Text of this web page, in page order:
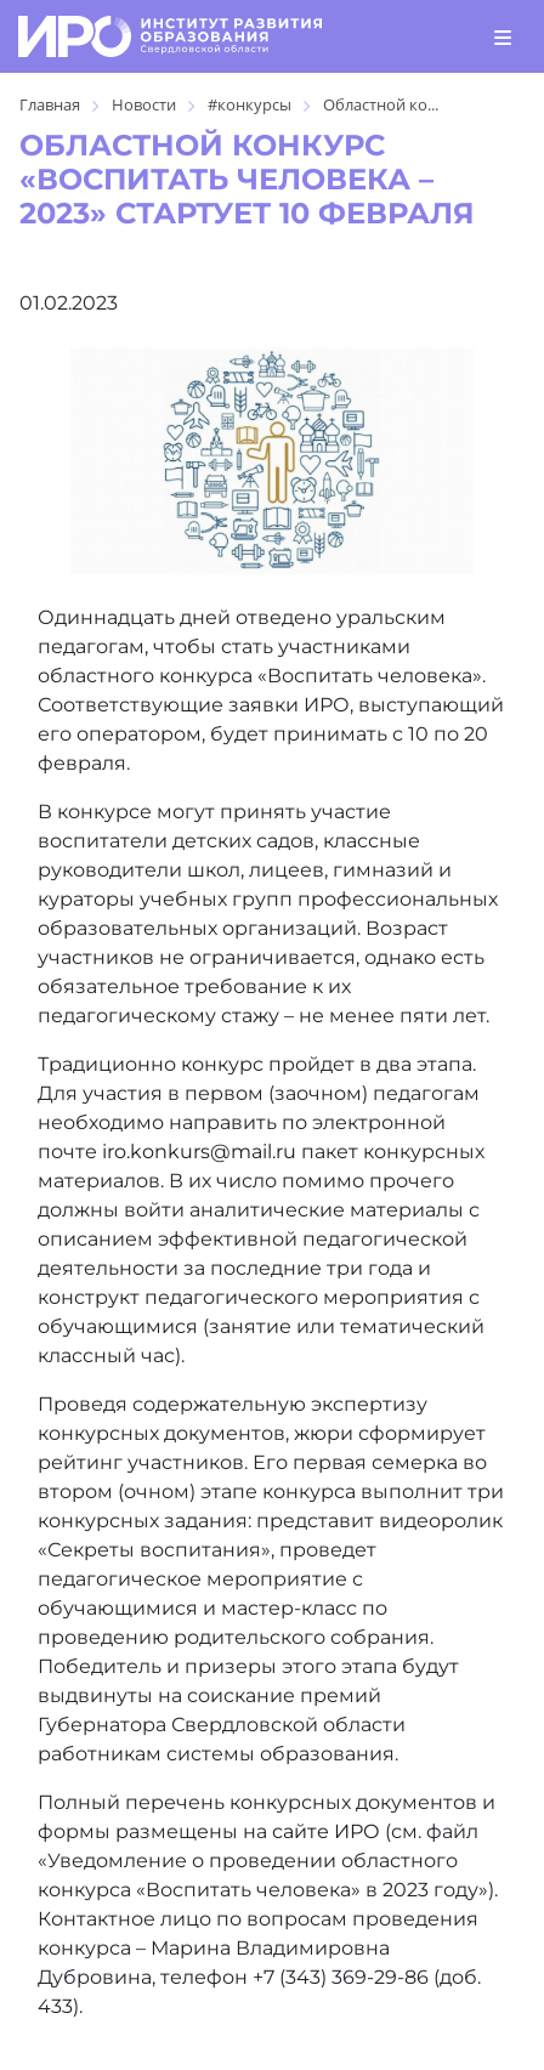
Главная Новости #конкурсы Областной ко...
ОБЛАСТНОЙ КОНКУРС
«ВОСПИТАТЬ ЧЕЛОВЕКА –
2023» СТАРТУЕТ 10 ФЕВРАЛЯ
01.02.2023
Одиннадцать дней отведено уральским
педагогам, чтобы стать участниками
областного конкурса «Воспитать человека».
Соответствующие заявки ИРО, выступающий
его оператором, будет принимать с 10 по 20
февраля.
В конкурсе могут принять участие
воспитатели детских садов, классные
руководители школ, лицеев, гимназий и
кураторы учебных групп профессиональных
образовательных организаций. Возраст
участников не ограничивается, однако есть
обязательное требование к их
педагогическому стажу – не менее пяти лет.
Традиционно конкурс пройдет в два этапа.
Для участия в первом (заочном) педагогам
необходимо направить по электронной
почте iro.konkurs@mail.ru пакет конкурсных
материалов. В их число помимо прочего
должны войти аналитические материалы с
описанием эффективной педагогической
деятельности за последние три года и
конструкт педагогического мероприятия с
обучающимися (занятие или тематический
классный час).
Проведя содержательную экспертизу
конкурсных документов, жюри сформирует
рейтинг участников. Его первая семерка во
втором (очном) этапе конкурса выполнит три
конкурсных задания: представит видеоролик
«Секреты воспитания», проведет
педагогическое мероприятие с
обучающимися и мастер-класс по
проведению родительского собрания.
Победитель и призеры этого этапа будут
выдвинуты на соискание премий
Губернатора Свердловской области
работникам системы образования.
Полный перечень конкурсных документов и
формы размещены на сайте ИРО (см. файл
«Уведомление о проведении областного
конкурса «Воспитать человека» в 2023 году»).
Контактное лицо по вопросам проведения
конкурса – Марина Владимировна
Дубровина, телефон +7 (343) 369-29-86 (доб.
433).